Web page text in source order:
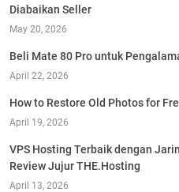
Diabaikan Seller
May 20, 2026
Beli Mate 80 Pro untuk
April 22, 2026
How to Restore Old Photos for
April 19, 2026
VPS Hosting Terbaik dengan
Review Jujur THE.Hosting
April 13, 2026